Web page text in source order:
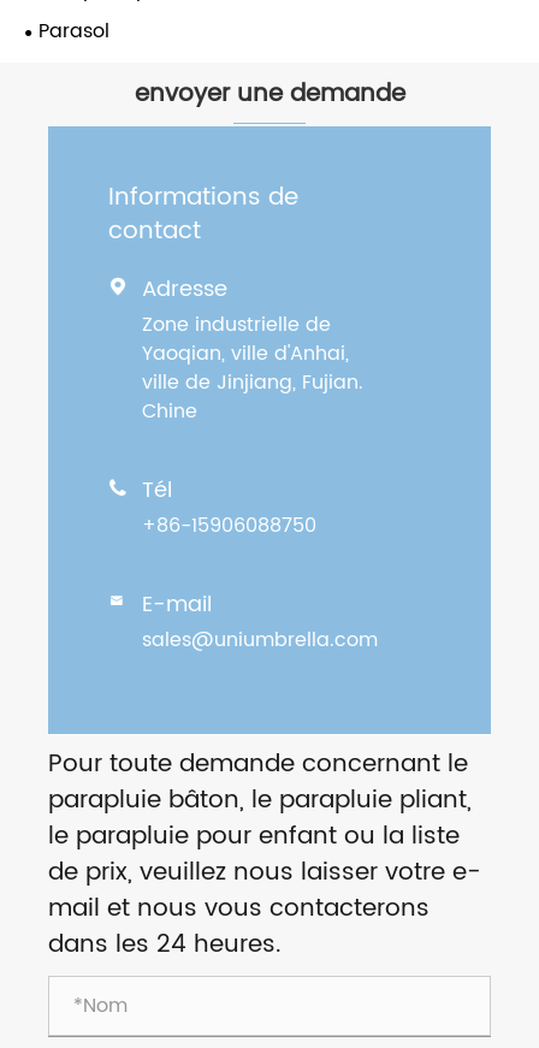
Parasol
envoyer une demande
Informations de
contact
 Adresse
Zone industrielle de
Yaoqian, ville d'Anhai,
ville de Jinjiang, Fujian.
Chine
 Tél
+86-15906088750
 E-mail
sales@uniumbrella.com
Pour toute demande concernant le
parapluie bâton, le parapluie pliant,
le parapluie pour enfant ou la liste
de prix, veuillez nous laisser votre e-
mail et nous vous contacterons
dans les 24 heures.